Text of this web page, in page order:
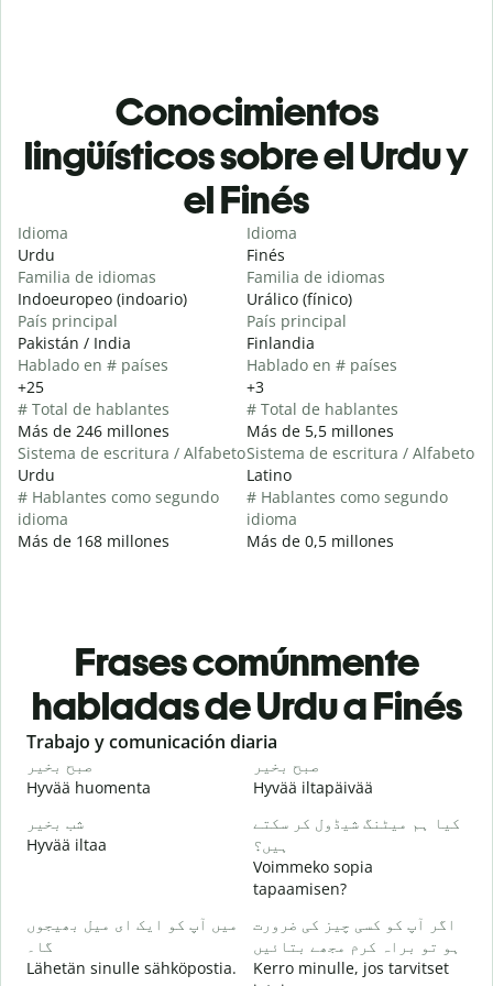
Conocimientos
lingüísticos sobre el Urdu y
el Finés
Idioma
Urdu
Familia de idiomas
Indoeuropeo (indoario)
País principal
Pakistán / India
Hablado en # países
+25
# Total de hablantes
Más de 246 millones
Sistema de escritura / Alfabeto
Urdu
# Hablantes como segundo
idioma
Más de 168 millones
Idioma
Finés
Familia de idiomas
Urálico (fínico)
País principal
Finlandia
Hablado en # países
+3
# Total de hablantes
Más de 5,5 millones
Sistema de escritura / Alfabeto
Latino
# Hablantes como segundo
idioma
Más de 0,5 millones
Frases comúnmente
habladas de Urdu a Finés
Slide 1 of 6
Trabajo y comunicación diaria
صبح بخیر
Hyvää huomenta
صبح بخیر
Hyvää iltapäivää
شب بخیر
Hyvää iltaa
کیا ہم میٹنگ شیڈول کر سکتے
ہیں؟
Voimmeko sopia
tapaamisen?
میں آپ کو ایک ای میل بھیجوں
گا۔
Lähetän sinulle sähköpostia.
اگر آپ کو کسی چیز کی ضرورت
ہو تو براہ کرم مجھے بتائیں
Kerro minulle, jos tarvitset